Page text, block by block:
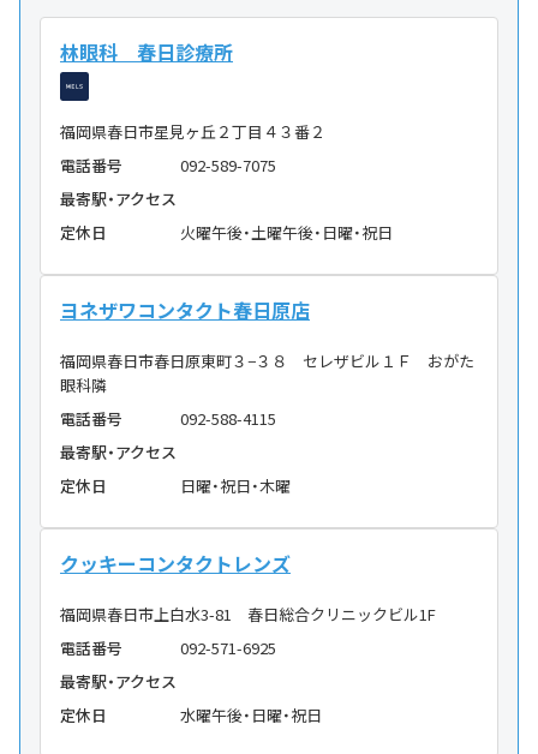
林眼科 春日診療所
福岡県春日市星見ヶ丘２丁目４３番２
電話番号
092-589-7075
最寄駅・アクセス
定休日
火曜午後・土曜午後・日曜・祝日
ヨネザワコンタクト春日原店
福岡県春日市春日原東町３−３８ セレザビル１Ｆ おがた
眼科隣
電話番号
092-588-4115
最寄駅・アクセス
定休日
日曜・祝日・木曜
クッキーコンタクトレンズ
福岡県春日市上白水3-81 春日総合クリニックビル1F
電話番号
092-571-6925
最寄駅・アクセス
定休日
水曜午後・日曜・祝日